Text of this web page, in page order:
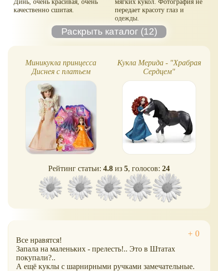
качественно сшитая.
передает красоту глаз и
одежды.
Миникукла принцесса
Диснея с платьем
MagiClip - Белль
Кукла Мерида - "Храбрая
Сердцем"
Рейтинг статьи: 4.8 из 5, голосов: 24
Все нравятся!
Запала на маленьких - прелесть!.. Это в Штатах
покупали?..
А ещё куклы с шарнирными ручками замечательные.